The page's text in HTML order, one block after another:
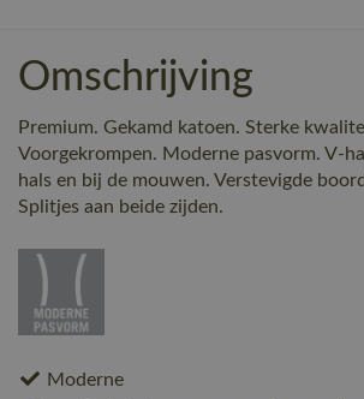
Omschrijving
Premium. Gekamd katoen. Sterke
Voorgekrompen. Moderne pasvorm. V-
hals en bij de mouwen. Verstevigde
Splitjes aan beide zijden.
Moderne